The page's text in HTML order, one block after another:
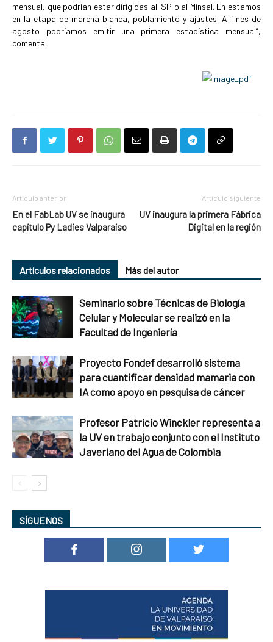
mensual, que podrían estar dirigidas al ISP o al Minsal. En estamos
en la etapa de marcha blanca, poblamiento y ajustes. A fines de
agosto podríamos emitir una primera estadística mensual”,
comenta.
Artículo anterior
En el FabLab UV se inaugura
capítulo Py Ladies Valparaíso
Artículo siguiente
UV inaugura la primera Fábrica
Digital en la región
Artículos relacionados Más del autor
Seminario sobre Técnicas de Biología
Celular y Molecular se realizó en la
Facultad de Ingeniería
Proyecto Fondef desarrolló sistema
para cuantificar densidad mamaria con
IA como apoyo en pesquisa de cáncer
Profesor Patricio Winckler representa a
la UV en trabajo conjunto con el Instituto
Javeriano del Agua de Colombia
SÍGUENOS